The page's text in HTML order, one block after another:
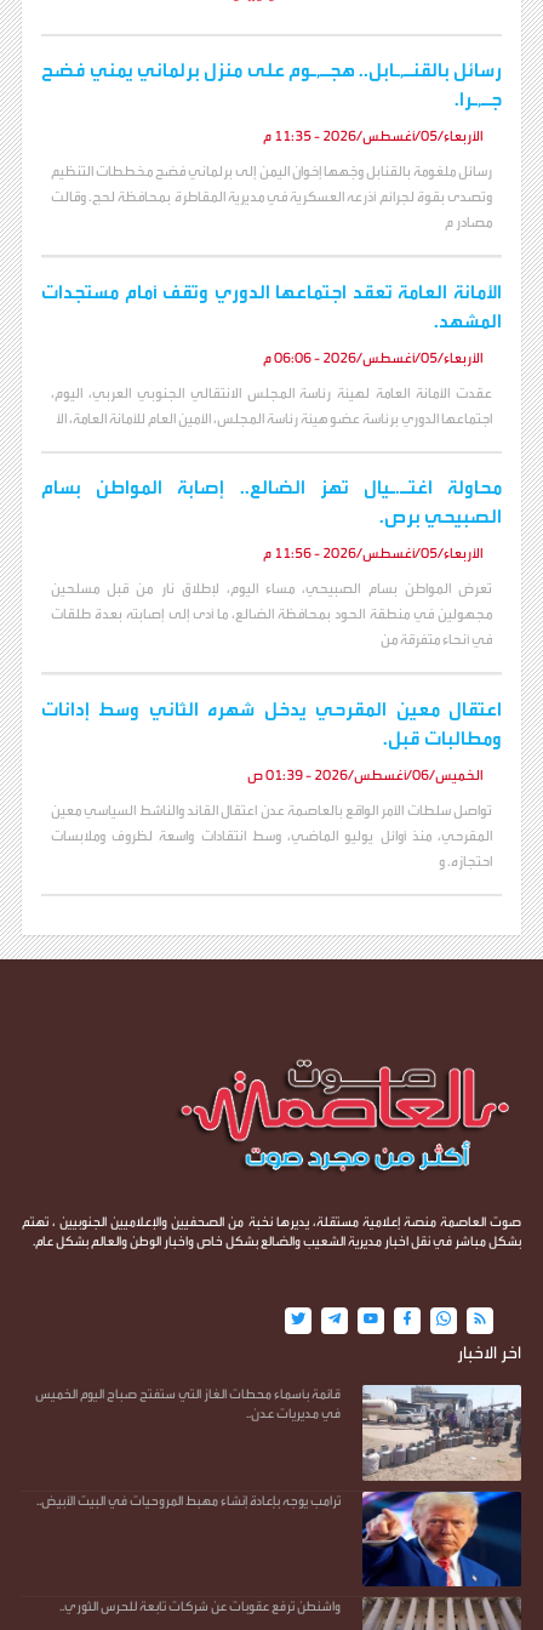
رسائل بالقنـ,ـابل.. هجـ,ـوم على منزل برلماني يمني فضح
جـ,ـرا.
الأربعاء/05/أغسطس/2026 - 11:35 م
رسائل ملغومة بالقنابل وجّهها إخوان اليمن إلى برلماني فضح مخططات التنظيم
وتصدى بقوة لجرائم أذرعه العسكرية في مديرية المقاطرة بمحافظة لحج. وقالت
مصادر م
الأمانة العامة تعقد اجتماعها الدوري وتقف أمام مستجدات
المشهد.
الأربعاء/05/أغسطس/2026 - 06:06 م
عقدت الأمانة العامة لهيئة رئاسة المجلس الانتقالي الجنوبي العربي، اليوم،
اجتماعها الدوري برئاسة عضو هيئة رئاسة المجلس، الأمين العام للأمانة العامة، الأ
محاولة اغتـ.ـيال تهز الضالع.. إصابة المواطن بسام
الصبيحي برص.
الأربعاء/05/أغسطس/2026 - 11:56 م
تعرض المواطن بسام الصبيحي، مساء اليوم، لإطلاق نار من قبل مسلحين
مجهولين في منطقة الحود بمحافظة الضالع، ما أدى إلى إصابته بعدة طلقات
في أنحاء متفرقة من
اعتقال معين المقرحي يدخل شهره الثاني وسط إدانات
ومطالبات قبل.
الخميس/06/أغسطس/2026 - 01:39 ص
تواصل سلطات الأمر الواقع بالعاصمة عدن اعتقال القائد والناشط السياسي معين
المقرحي، منذ أوائل يوليو الماضي، وسط انتقادات واسعة لظروف وملابسات
احتجازه. و
صوت العاصمة منصة إعلامية مستقلة، يديرها نخبة من الصحفيين والإعلاميين الجنوبيين ، تهتم
بشكل مباشر في نقل اخبار مديرية الشعيب والضالع بشكل خاص واخبار الوطن والعالم بشكل عام.
اخر الاخبار
قائمة بأسماء محطات الغاز التي ستفتح صباح اليوم الخميس
في مديريات عدن..
ترامب يوجه بإعادة إنشاء مهبط المروحيات في البيت الأبيض..
واشنطن ترفع عقوبات عن شركات تابعة للحرس الثوري..